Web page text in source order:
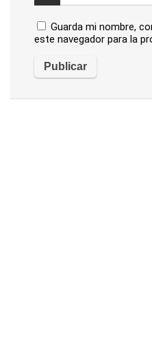
Guarda mi nombre,
este navegador para la